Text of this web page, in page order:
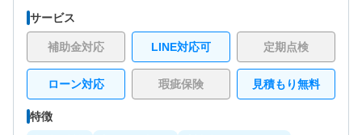
サービス
補助金対応 LINE対応可 定期点検
ローン対応 瑕疵保険 見積もり無料
特徴